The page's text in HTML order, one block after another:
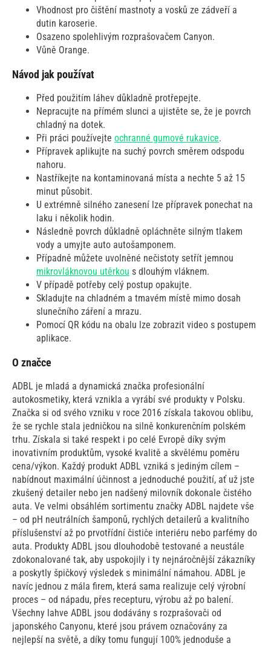
Vhodnost pro čištění mastnoty a vosků ze zádveří a
dutin karoserie.
Osazeno spolehlivým rozprašovačem Canyon.
Vůně Orange.
Návod jak používat
Před použitím láhev důkladně protřepejte.
Nepracujte na přímém slunci a ujistěte se, že je povrch
chladný na dotek.
Při práci používejte ochranné gumové rukavice.
Přípravek aplikujte na suchý povrch směrem odspodu
nahoru.
Nastříkejte na kontaminovaná místa a nechte 5 až 15
minut působit.
U extrémně silného zanesení lze přípravek ponechat na
laku i několik hodin.
Následně povrch důkladně opláchněte silným tlakem
vody a umyjte auto autošamponem.
Případně můžete uvolněné nečistoty setřít jemnou
mikrovláknovou utěrkou s dlouhým vláknem.
V případě potřeby celý postup opakujte.
Skladujte na chladném a tmavém místě mimo dosah
slunečního záření a mrazu.
Pomocí QR kódu na obalu lze zobrazit video s postupem
aplikace.
O značce
ADBL je mladá a dynamická značka profesionální
autokosmetiky, která vznikla a vyrábí své produkty v Polsku.
Značka si od svého vzniku v roce 2016 získala takovou oblibu,
že se rychle stala jedničkou na silně konkurenčním polském
trhu. Získala si také respekt i po celé Evropě díky svým
inovativním produktům, vysoké kvalitě a skvělému poměru
cena/výkon. Každý produkt ADBL vzniká s jediným cílem –
nabídnout maximální účinnost a jednoduché použití, ať už jste
zkušený detailer nebo jen nadšený milovník dokonale čistého
auta. Ve velmi obsáhlém sortimentu značky ADBL najdete vše
– od pH neutrálních šamponů, rychlých detailerů a kvalitního
příslušenství až po prvotřídní čističe interiéru nebo parfémy do
auta. Produkty ADBL jsou dlouhodobě testované a neustále
zdokonalované tak, aby uspokojily i ty nejnáročnější zákazníky
a poskytly špičkový výsledek s minimální námahou. ADBL je
navíc jednou z mála firem, která sama realizuje celý výrobní
proces – od nápadu, přes recepturu, výrobu až po balení.
Všechny lahve ADBL jsou dodávány s rozprašovači od
japonského Canyonu, které jsou právem označovány za
nejlepší na světě, a díky tomu fungují 100% jednoduše a